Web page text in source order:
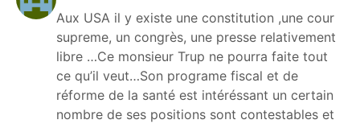
Aux USA il y existe une constitution ,une cour
supreme, un congrès, une presse relativement
libre …Ce monsieur Trup ne pourra faite tout
ce qu’il veut…Son programe fiscal et de
réforme de la santé est intéréssant un certain
nombre de ses positions sont contestables et